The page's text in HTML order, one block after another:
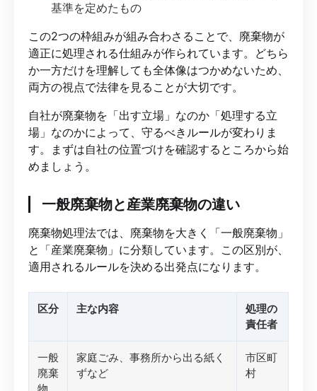
基準を定めたもの
この2つの枠組みが組み合わさることで、廃棄物が
適正に処理される仕組みが作られています。どちら
か一方だけを理解しても全体像はつかめないため、
両方の視点で法律を見ることが大切です。
自社が廃棄物を「出す立場」なのか「処理する立
場」なのかによって、守るべきルールが変わりま
す。まずは自社の位置づけを確認するところから始
めましょう。
一般廃棄物と産業廃棄物の違い
廃棄物処理法では、廃棄物を大きく「一般廃棄物」
と「産業廃棄物」に分類しています。この区別が、
適用されるルールを決める出発点になります。
区分 主な内容
処理の
責任者
一般
廃棄
家庭ごみ、事務所から出る紙く
ずなど
市区町
村